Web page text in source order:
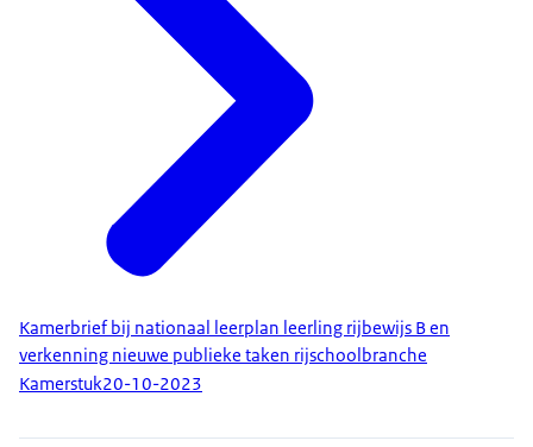
Kamerbrief bij nationaal leerplan leerling rijbewijs B en
verkenning nieuwe publieke taken rijschoolbranche
Kamerstuk20-10-2023